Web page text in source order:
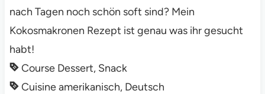
nach Tagen noch schön soft sind? Mein
Kokosmakronen Rezept ist genau was ihr gesucht
habt!
Course Dessert, Snack
Cuisineamerikanisch, Deutsch